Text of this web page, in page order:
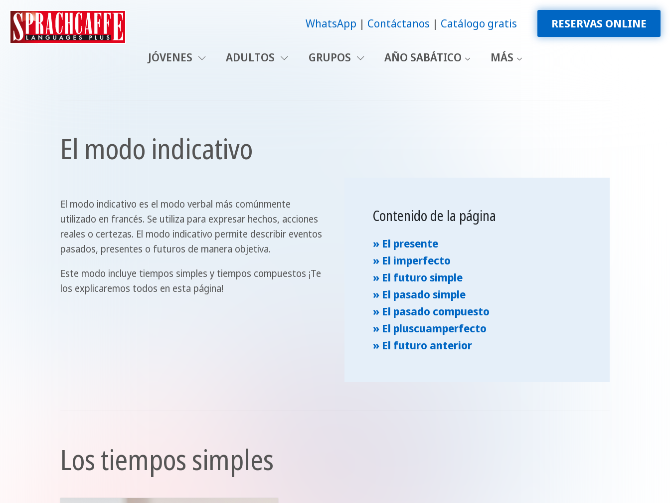
WhatsApp Contáctanos Catálogo gratis RESERVAS ONLINE
JÓVENES ADULTOS GRUPOS AÑO SABÁTICO MÁS
El modo indicativo
El modo indicativo es el modo verbal más comúnmente
utilizado en francés. Se utiliza para expresar hechos, acciones
reales o certezas. El modo indicativo permite describir eventos
pasados, presentes o futuros de manera objetiva.
Este modo incluye tiempos simples y tiempos compuestos ¡Te
los explicaremos todos en esta página!
Contenido de la página
» El presente
» El imperfecto
» El futuro simple
» El pasado simple
» El pasado compuesto
» El pluscuamperfecto
» El futuro anterior
Los tiempos simples